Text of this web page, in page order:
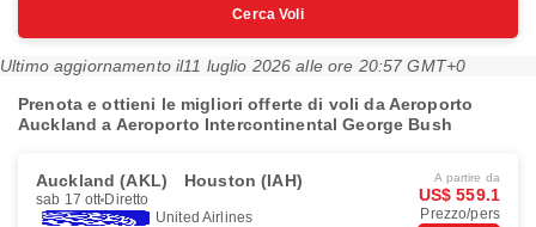
Cerca Voli
Ultimo aggiornamento il11 luglio 2026 alle ore 20:57 GMT+0
Prenota e ottieni le migliori offerte di voli da Aeroporto
Auckland a Aeroporto Intercontinental George Bush
Auckland (AKL) Houston (IAH)
sab 17 ott Diretto
United Airlines
A partire da
US$ 559.1
Prezzo/pers